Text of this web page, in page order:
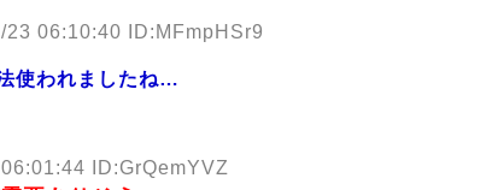
23 06:10:40 ID:MFmpHSr9
使われましたね…
ID:GrQemYVZ